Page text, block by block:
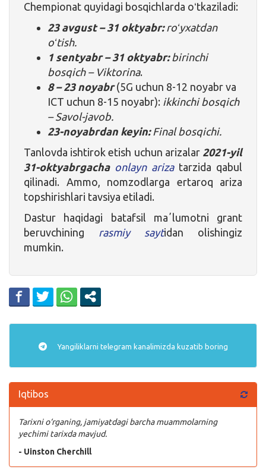
Chempionat quyidagi bosqichlarda oʻtkaziladi:
23 avgust – 31 oktyabr: roʻyxatdan
oʻtish.
1 sentyabr – 31 oktyabr: birinchi
bosqich – Viktorina.
8 – 23 noyabr(5G uchun 8-12 noyabr va
ICT uchun 8-15 noyabr): ikkinchi bosqich
– Savol-javob.
23-noyabrdan keyin: Final bosqichi.
Tanlovda ishtirok etish uchun arizalar 2021-yil
31-oktyabrgacha onlayn arizatarzida qabul
qilinadi. Ammo, nomzodlarga ertaroq ariza
topshirishlari tavsiya etiladi.
Dastur haqidagi batafsil maʼlumotni grant
beruvchining rasmiy saytidan olishingiz
mumkin.
Yangiliklarni telegram kanalimizda kuzatib boring
Iqtibos
Tarixni o‘rganing, jamiyatdagi barcha muammolarning
yechimi tarixda mavjud.
- Uinston Cherchill